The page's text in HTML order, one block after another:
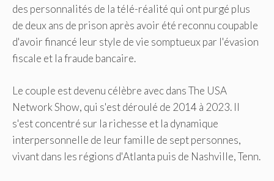
des personnalités de la télé-réalité qui ont purgé plus
de deux ans de prison après avoir été reconnu coupable
d'avoir financé leur style de vie somptueux par l'évasion
fiscale et la fraude bancaire.
Le couple est devenu célèbre avec dans The USA
Network Show, qui s'est déroulé de 2014 à 2023. Il
s'est concentré sur la richesse et la dynamique
interpersonnelle de leur famille de sept personnes,
vivant dans les régions d'Atlanta puis de Nashville, Tenn.